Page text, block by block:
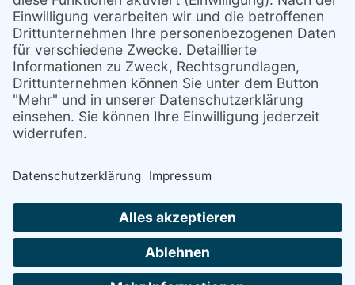
Mitglied werden/ Spenden
Kontakt
Anfahrt
Datenschutz
Impressum
Hinweisgebersystem